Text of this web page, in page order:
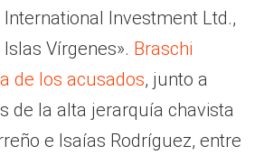
Investment Ltd.,
Vírgenes». Braschi
de los acusados, junto a
de la alta jerarquía chavista
e Isaías Rodríguez, entre